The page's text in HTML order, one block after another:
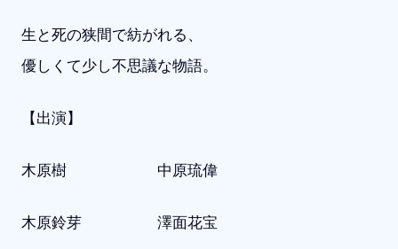
生と死の狭間で紡がれる、
優しくて少し不思議な物語。
【出演】
木原樹 中原琉偉
木原鈴芽 澤面花宝